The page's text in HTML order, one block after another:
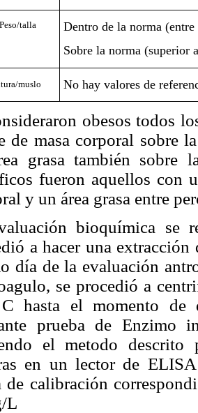
talla
Dentro de la norma
Sobre la norma (superior
muslo No hay valores de
obesos todos
de masa corporal sobre
grasa también sobre
fueron aquellos con
y un área grasa entre
bioquímica se
a hacer una
día de la evaluación
se procedió a
hasta el momento de
prueba de Enzimo
el metodo descrito
en un lector de
de calibración
L